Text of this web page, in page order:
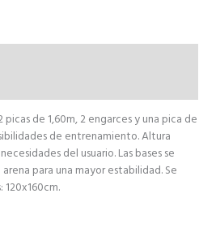
de 1,60m, 2 engarces y una pica de
de entrenamiento. Altura
del usuario. Las bases se
para una mayor estabilidad. Se